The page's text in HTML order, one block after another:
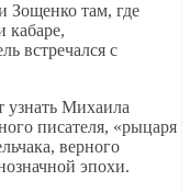
Зощенко там, где
кабаре,
встречался с
узнать Михаила
писателя, «рыцаря
верного
эпохи.